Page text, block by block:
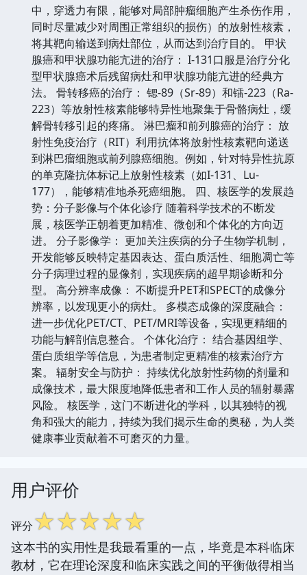
中，穿透力有限，能够对局部肿瘤细胞产生杀伤作用，
同时尽量减少对周围正常组织的损伤）的放射性核素，
将其靶向输送到病灶部位，从而达到治疗目的。 甲状
腺癌和甲状腺功能亢进的治疗： I-131口服是治疗分化
型甲状腺癌术后残留病灶和甲状腺功能亢进的经典方
法。 骨转移癌的治疗： 锶-89（Sr-89）和镭-223（Ra-
223）等放射性核素能够特异性地聚集于骨骼病灶，缓
解骨转移引起的疼痛。 淋巴瘤和前列腺癌的治疗： 放
射性免疫治疗（RIT）利用抗体将放射性核素靶向递送
到淋巴瘤细胞或前列腺癌细胞。例如，针对特异性抗原
的单克隆抗体标记上放射性核素（如I-131、Lu-
177），能够精准地杀死癌细胞。 四、核医学的发展趋
势：分子影像与个体化诊疗 随着科学技术的不断发
展，核医学正朝着更加精准、微创和个体化的方向迈
进。 分子影像学： 更加关注疾病的分子生物学机制，
开发能够反映特定基因表达、蛋白质活性、细胞凋亡等
分子病理过程的显像剂，实现疾病的超早期诊断和分
型。 高分辨率成像： 不断提升PET和SPECT的成像分
辨率，以发现更小的病灶。 多模态成像的深度融合：
进一步优化PET/CT、PET/MRI等设备，实现更精细的
功能与解剖信息整合。 个体化治疗： 结合基因组学、
蛋白质组学等信息，为患者制定更精准的核素治疗方
案。 辐射安全与防护： 持续优化放射性药物的剂量和
成像技术，最大限度地降低患者和工作人员的辐射暴露
风险。 核医学，这门不断进化的学科，以其独特的视
角和强大的能力，持续为我们揭示生命的奥秘，为人类
健康事业贡献着不可磨灭的力量。
用户评价
评分☆☆☆☆☆
这本书的实用性是我最看重的一点，毕竟是本科临床
教材，它在理论深度和临床实践之间的平衡做得相当